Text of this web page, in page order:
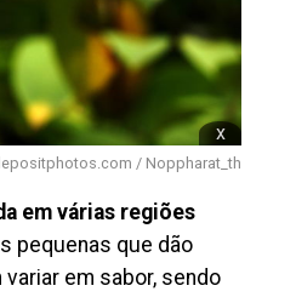
x
/ Noppharat_th
em várias regiões
pequenas que dão
em sabor, sendo